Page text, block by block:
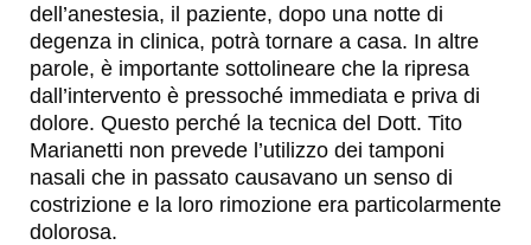
dell’anestesia, il paziente, dopo una notte di
degenza in clinica, potrà tornare a casa. In altre
parole, è importante sottolineare che la ripresa
dall’intervento è pressoché immediata e priva di
dolore. Questo perché la tecnica del Dott. Tito
Marianetti non prevede l’utilizzo dei tamponi
nasali che in passato causavano un senso di
costrizione e la loro rimozione era particolarmente
dolorosa.